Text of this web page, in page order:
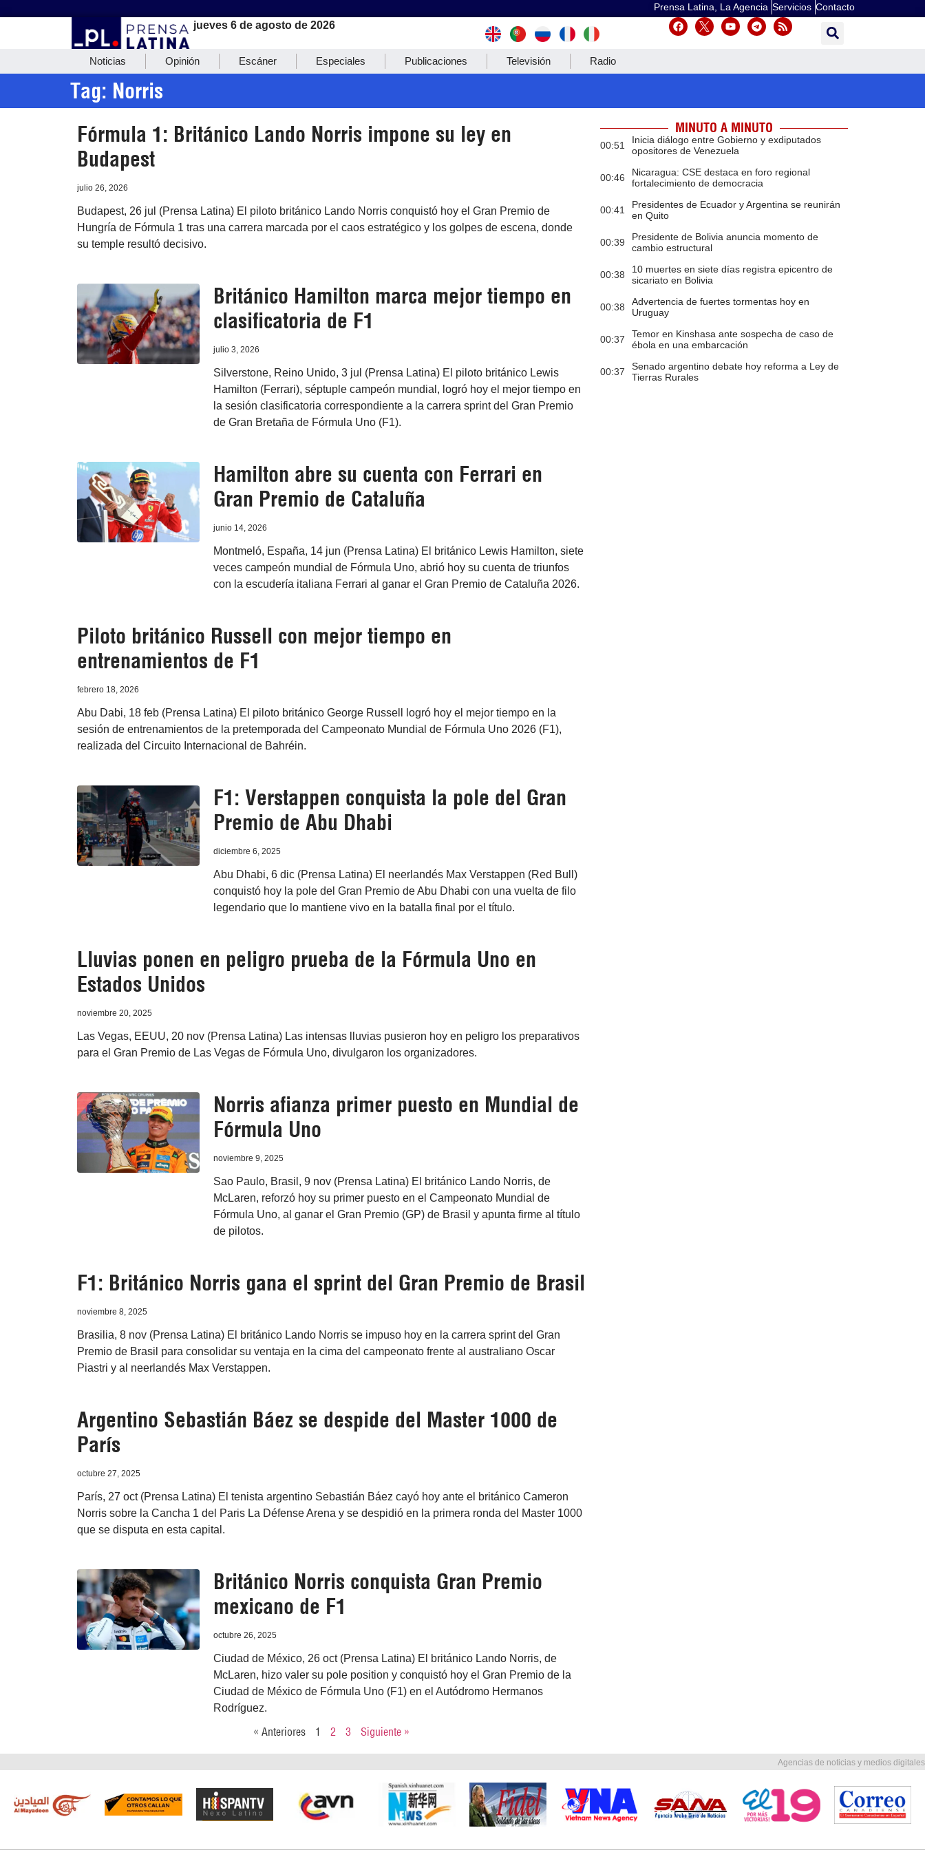
Prensa Latina, La Agencia Servicios Contacto
jueves 6 de agosto de 2026
Noticias Opinión Escáner Especiales Publicaciones Televisión Radio
Tag: Norris
Fórmula 1: Británico Lando Norris impone su ley en
Budapest
julio 26, 2026
Budapest, 26 jul (Prensa Latina) El piloto británico Lando Norris conquistó hoy el Gran Premio de
Hungría de Fórmula 1 tras una carrera marcada por el caos estratégico y los golpes de escena, donde
su temple resultó decisivo.
Británico Hamilton marca mejor tiempo en
clasificatoria de F1
julio 3, 2026
Silverstone, Reino Unido, 3 jul (Prensa Latina) El piloto británico Lewis
Hamilton (Ferrari), séptuple campeón mundial, logró hoy el mejor tiempo en
la sesión clasificatoria correspondiente a la carrera sprint del Gran Premio
de Gran Bretaña de Fórmula Uno (F1).
Hamilton abre su cuenta con Ferrari en
Gran Premio de Cataluña
junio 14, 2026
Montmeló, España, 14 jun (Prensa Latina) El británico Lewis Hamilton, siete
veces campeón mundial de Fórmula Uno, abrió hoy su cuenta de triunfos
con la escudería italiana Ferrari al ganar el Gran Premio de Cataluña 2026.
Piloto británico Russell con mejor tiempo en
entrenamientos de F1
febrero 18, 2026
Abu Dabi, 18 feb (Prensa Latina) El piloto británico George Russell logró hoy el mejor tiempo en la
sesión de entrenamientos de la pretemporada del Campeonato Mundial de Fórmula Uno 2026 (F1),
realizada del Circuito Internacional de Bahréin.
F1: Verstappen conquista la pole del Gran
Premio de Abu Dhabi
diciembre 6, 2025
Abu Dhabi, 6 dic (Prensa Latina) El neerlandés Max Verstappen (Red Bull)
conquistó hoy la pole del Gran Premio de Abu Dhabi con una vuelta de filo
legendario que lo mantiene vivo en la batalla final por el título.
Lluvias ponen en peligro prueba de la Fórmula Uno en
Estados Unidos
noviembre 20, 2025
Las Vegas, EEUU, 20 nov (Prensa Latina) Las intensas lluvias pusieron hoy en peligro los preparativos
para el Gran Premio de Las Vegas de Fórmula Uno, divulgaron los organizadores.
Norris afianza primer puesto en Mundial de
Fórmula Uno
noviembre 9, 2025
Sao Paulo, Brasil, 9 nov (Prensa Latina) El británico Lando Norris, de
McLaren, reforzó hoy su primer puesto en el Campeonato Mundial de
Fórmula Uno, al ganar el Gran Premio (GP) de Brasil y apunta firme al título
de pilotos.
F1: Británico Norris gana el sprint del Gran Premio de Brasil
noviembre 8, 2025
Brasilia, 8 nov (Prensa Latina) El británico Lando Norris se impuso hoy en la carrera sprint del Gran
Premio de Brasil para consolidar su ventaja en la cima del campeonato frente al australiano Oscar
Piastri y al neerlandés Max Verstappen.
Argentino Sebastián Báez se despide del Master 1000 de
París
octubre 27, 2025
París, 27 oct (Prensa Latina) El tenista argentino Sebastián Báez cayó hoy ante el británico Cameron
Norris sobre la Cancha 1 del Paris La Défense Arena y se despidió en la primera ronda del Master 1000
que se disputa en esta capital.
Británico Norris conquista Gran Premio
mexicano de F1
octubre 26, 2025
Ciudad de México, 26 oct (Prensa Latina) El británico Lando Norris, de
McLaren, hizo valer su pole position y conquistó hoy el Gran Premio de la
Ciudad de México de Fórmula Uno (F1) en el Autódromo Hermanos
Rodríguez.
« Anteriores 1 2 3 Siguiente »
MINUTO A MINUTO
00:51
Inicia diálogo entre Gobierno y exdiputados
opositores de Venezuela
00:46
Nicaragua: CSE destaca en foro regional
fortalecimiento de democracia
00:41
Presidentes de Ecuador y Argentina se reunirán
en Quito
00:39
Presidente de Bolivia anuncia momento de
cambio estructural
00:38
10 muertes en siete días registra epicentro de
sicariato en Bolivia
00:38
Advertencia de fuertes tormentas hoy en
Uruguay
00:37
Temor en Kinshasa ante sospecha de caso de
ébola en una embarcación
00:37
Senado argentino debate hoy reforma a Ley de
Tierras Rurales
Agencias de noticias y medios digitales